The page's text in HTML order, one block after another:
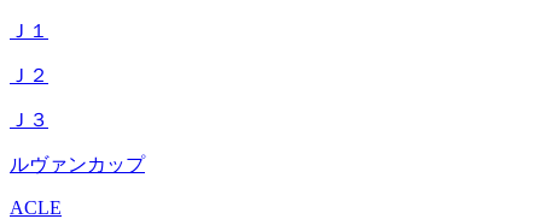
Ｊ１
Ｊ２
Ｊ３
ルヴァンカップ
ACLE